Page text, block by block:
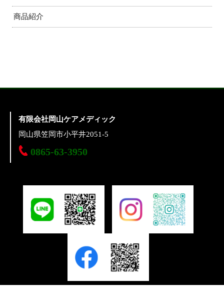
商品紹介
有限会社岡山ケアメディック
岡山県笠岡市小平井2051-5
0865-63-3950